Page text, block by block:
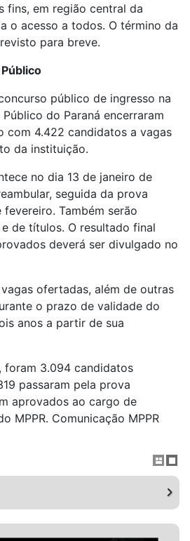
fins, em região central da
o acesso a todos. O término da
para breve.
público de ingresso na
do Paraná encerraram
com 4.422 candidatos a vagas
da instituição.
no dia 13 de janeiro de
seguida da prova
Também serão
de títulos. O resultado final
deverá ser divulgado no
ofertadas, além de outras
o prazo de validade do
anos a partir de sua
foram 3.094 candidatos
passaram pela prova
aprovados ao cargo de
MPPR. Comunicação MPPR